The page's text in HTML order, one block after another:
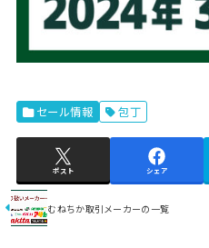
セール情報 包丁
ポスト シェア
むねちか取引メーカーの一覧